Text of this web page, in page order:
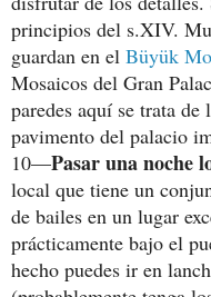
principios del s.XIV.
guardan en el Büyük
Mosaicos del Gran
paredes aquí se trata de
pavimento del palacio
10—Pasar una noche
local que tiene un
de bailes en un lugar
prácticamente bajo el
hecho puedes ir en